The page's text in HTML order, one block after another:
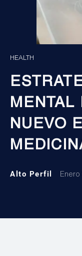
HEALTH
MENTAL
NUEVO
Alto Perfil Enero